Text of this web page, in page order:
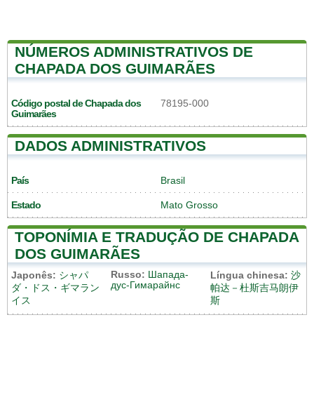
NÚMEROS ADMINISTRATIVOS DE
CHAPADA DOS GUIMARÃES
Código postal de Chapada dos
Guimarães
78195-000
DADOS ADMINISTRATIVOS
País Brasil
Estado Mato Grosso
TOPONÍMIA E TRADUÇÃO DE CHAPADA
DOS GUIMARÃES
Japonês: シャパ
ダ・ドス・ギマラン
イス
Russo: Шапада-
дус-Гимарайнс
Língua chinesa: 沙
帕达－杜斯吉马朗伊
斯